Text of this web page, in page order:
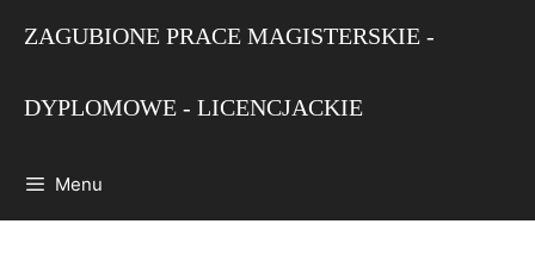
ZAGUBIONE PRACE MAGISTERSKIE -
DYPLOMOWE - LICENCJACKIE
Menu